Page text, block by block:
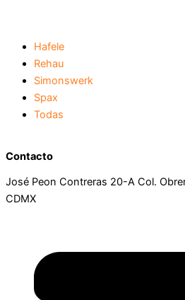
Hafele
Rehau
Simonswerk
Spax
Todas
Contacto
José Peon Contreras 20-A Col.
CDMX